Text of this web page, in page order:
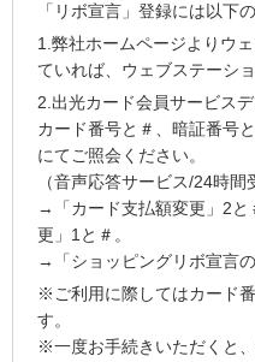
「リボ宣言」登録には以下
1.弊社ホームページよりウ
ていれば、ウェブステーシ
2.出光カード会員サービス
カード番号と＃、暗証番号
にてご照会ください。
（音声応答サービス/24時間
→「カード支払額変更」2
更」1と＃。
→「ショッピングリボ宣言の
※ご利用に際してはカード
す。
※一度お手続きいただくと